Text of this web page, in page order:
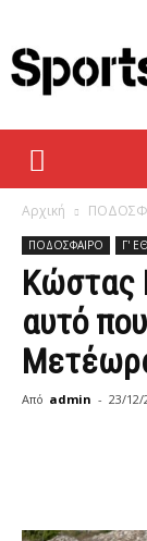
sportskalampaka
Αρχική
ΠΟΔΟΣΦΑΙΡΟ Γ'
Κώστας
αυτό
Από admin - 23/12/